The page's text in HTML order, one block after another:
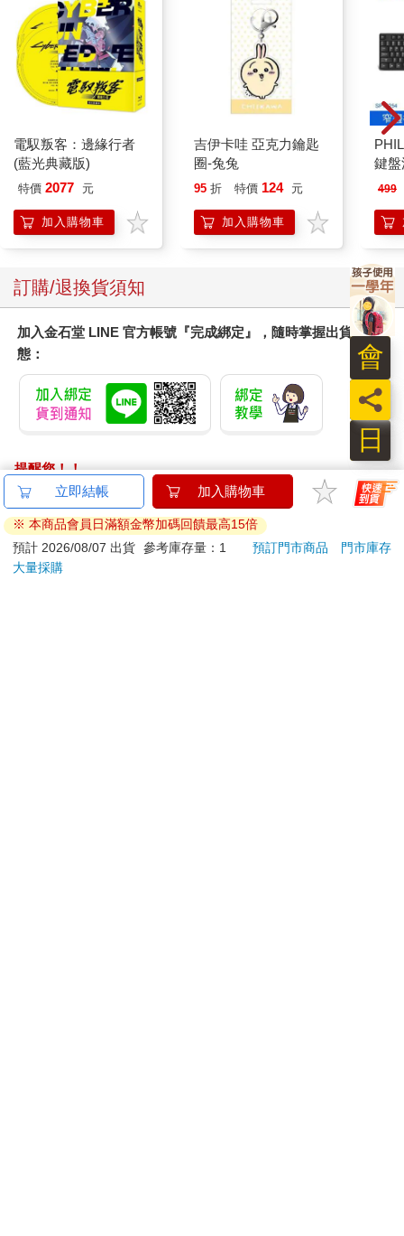
族任意進行鎮壓、屠殺，有「緬甸屠夫」之稱。
尼溫不但殘暴，而且氣量狹小。宇譚是當時緬甸最有名的外交
官，他在尼溫發動政變之前，便被延攬擔任聯合國祕書長，但由
於宇譚曾在聯合國大會中嚴詞批評尼溫的高壓統治及不重視人
權，讓尼溫之後把宇譚視為瘟神、眼中釘，還不准他返國。
一九七四年宇譚過世，尼溫下令民眾不准到機場接機，也不准官
員舉行國喪，這引起緬甸民眾高度不滿，並引爆大規模示威抗
議。當時緬甸的大學生不顧政府反對，不但迎接宇譚的棺木，還
將他葬在仰光大學學生議會舊址，那是翁山革命的發源地，象徵
宇譚崇高的政治地位。但兩天後，尼溫的軍隊竟把宇譚的遺體挖
出，逕自火化埋在大金寺腳下。到過緬甸的人，都曾見過緬甸紙
鈔上一張年輕的肖像，那是緬甸國父翁山，也是緬甸民主推動者
翁山蘇姬的父親。翁山年輕的時候，組織了一支「緬甸獨立義勇
軍」，為幫助緬甸脫離英國的殖民統治奮鬥，但卻在一九四七年
緬甸獨立前夕遭到政敵暗殺（據說是之後掌權的軍事強人尼溫所
為），當時年僅三十二歲，那時還有六名政府閣員也連同翁山一
起被殺害，這讓獨立之後的緬甸權力頓時中空，也埋下文人與軍
人之間長期的鬥爭種子。
緬甸人極度迷信占星術，在政府御用占星家的指點下，選擇於一
九四八年一月四日凌晨四點二十分宣布建國，然而當時另一位緬
甸占星家知道此事之後卻大呼不妙，他認為這個時間點是個凶
卦，之後緬甸將會淪落至流血與戰鬥的景況之中。這位占星家的
預言果然成真。
翁山被刺殺之後，由翁山的革命夥伴吳努擔任獨立後的第一任文
人總理，由於緬甸是一個多族群的國家，有多達十餘個少數民
電馭叛客：邊緣行者
(藍光典藏版)
特價 2077 元
加入購物車
吉伊卡哇 亞克力鑰匙
圈-兔兔
95 折 特價 124 元
加入購物車
鍵盤
499
訂購/退換貨須知
加入金石堂 LINE 官方帳號『完成綁定』，隨時掌握出貨動
態：
提醒您！！
金石堂及銀行均不會請您操作ATM! 如接獲電話要求您前往
ATM提款機，請不要聽從指示，以免受騙上當！
退換貨須知：
**提醒您，鑑賞期不等於試用期，退回商品須為全新狀態**
日
員
會